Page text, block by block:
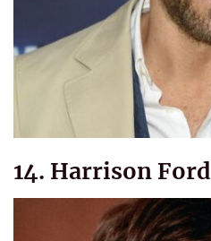
14. Harrison Ford